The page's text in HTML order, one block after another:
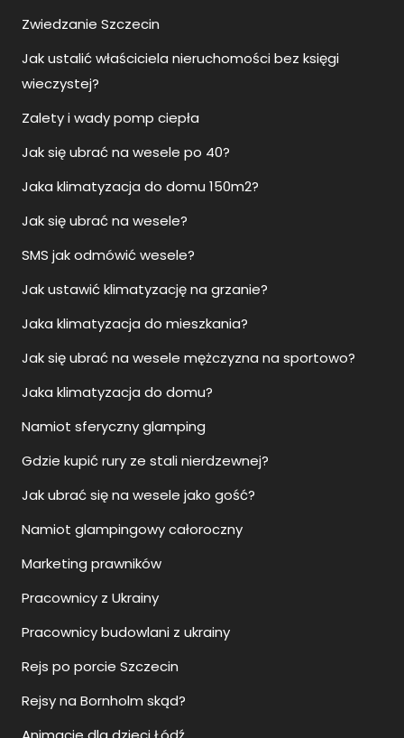
Zwiedzanie Szczecin
Jak ustalić właściciela nieruchomości bez księgi
wieczystej?
Zalety i wady pomp ciepła
Jak się ubrać na wesele po 40?
Jaka klimatyzacja do domu 150m2?
Jak się ubrać na wesele?
SMS jak odmówić wesele?
Jak ustawić klimatyzację na grzanie?
Jaka klimatyzacja do mieszkania?
Jak się ubrać na wesele mężczyzna na sportowo?
Jaka klimatyzacja do domu?
Namiot sferyczny glamping
Gdzie kupić rury ze stali nierdzewnej?
Jak ubrać się na wesele jako gość?
Namiot glampingowy całoroczny
Marketing prawników
Pracownicy z Ukrainy
Pracownicy budowlani z ukrainy
Rejs po porcie Szczecin
Rejsy na Bornholm skąd?